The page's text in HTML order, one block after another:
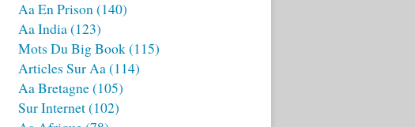
Aa En Prison(140)
Aa India(123)
Mots Du Big Book(115)
Articles Sur Aa(114)
Aa Bretagne(105)
Sur Internet(102)